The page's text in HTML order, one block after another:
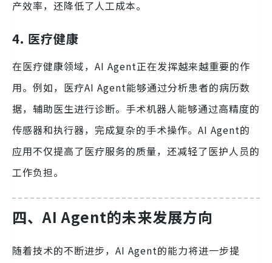
产效率，还降低了人工成本。
4. 医疗健康
在医疗健康领域，AI Agent正在发挥越来越重要的作
用。例如，医疗AI Agent能够通过分析患者的病历数
据，辅助医生进行诊断。手术机器人能够通过高精度的
传感器和执行器，完成复杂的手术操作。AI Agent的
应用不仅提高了医疗服务的质量，还减轻了医护人员的
工作负担。
四、AI Agent的未来发展方向
随着技术的不断进步，AI Agent的能力将进一步提